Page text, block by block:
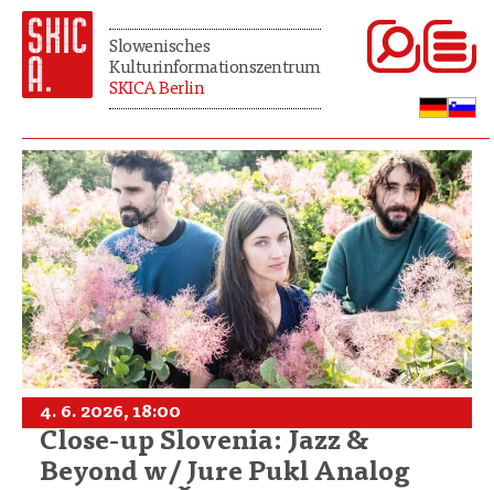
Slowenisches
Kulturinformationszentrum
SKICA Berlin
4. 6. 2026, 18:00
Close-up Slovenia: Jazz &
Beyond w/ Jure Pukl Analog